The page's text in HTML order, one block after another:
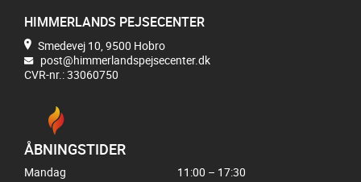
HIMMERLANDS PEJSECENTER
Smedevej 10, 9500 Hobro
post@himmerlandspejsecenter.dk
CVR-nr.: 33060750
ÅBNINGSTIDER
Mandag
11:00 – 17:30